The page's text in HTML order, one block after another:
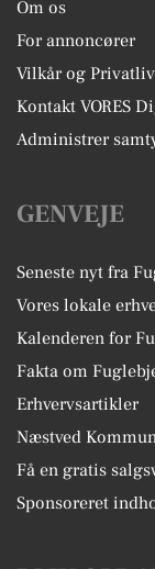
Om os
For annoncører
Vilkår og
Kontakt VORES
Administrer
GENVEJE
Seneste nyt fra
Vores lokale
Kalenderen for
Fakta om
Erhvervsartikler
Næstved
Få en gratis
Sponsoreret